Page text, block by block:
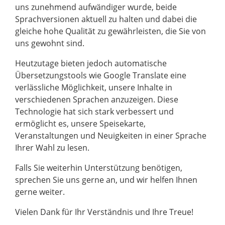
uns zunehmend aufwändiger wurde, beide
Sprachversionen aktuell zu halten und dabei die
gleiche hohe Qualität zu gewährleisten, die Sie von
uns gewohnt sind.
Heutzutage bieten jedoch automatische
Übersetzungstools wie Google Translate eine
verlässliche Möglichkeit, unsere Inhalte in
verschiedenen Sprachen anzuzeigen. Diese
Technologie hat sich stark verbessert und
ermöglicht es, unsere Speisekarte,
Veranstaltungen und Neuigkeiten in einer Sprache
Ihrer Wahl zu lesen.
Falls Sie weiterhin Unterstützung benötigen,
sprechen Sie uns gerne an, und wir helfen Ihnen
gerne weiter.
Vielen Dank für Ihr Verständnis und Ihre Treue!